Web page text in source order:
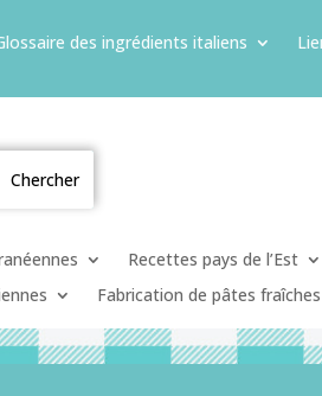
des ingrédients italiens
Recettes pays de l’Est
Fabrication de pâtes fraîches